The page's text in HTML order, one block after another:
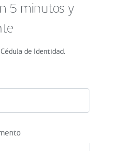
5 minutos y
de Identidad.